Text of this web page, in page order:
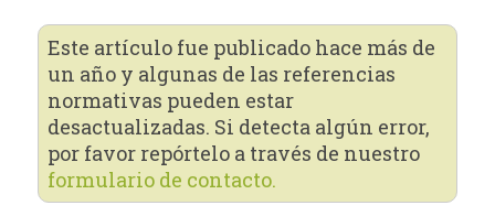
Este artículo fue publicado hace más de
un año y algunas de las referencias
normativas pueden estar
desactualizadas. Si detecta algún error,
por favor repórtelo a través de nuestro
formulario de contacto.